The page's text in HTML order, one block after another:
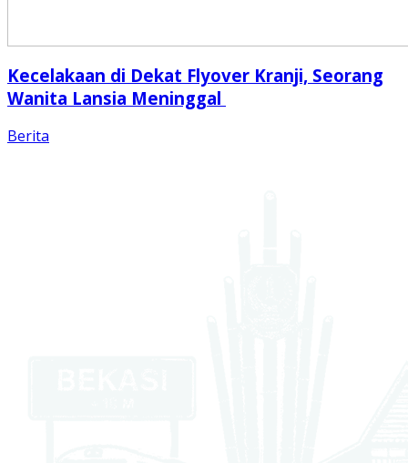
Kecelakaan di Dekat Flyover Kranji, Seorang
Wanita Lansia Meninggal
Berita